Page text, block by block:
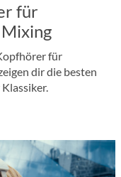
für
für
dir die besten